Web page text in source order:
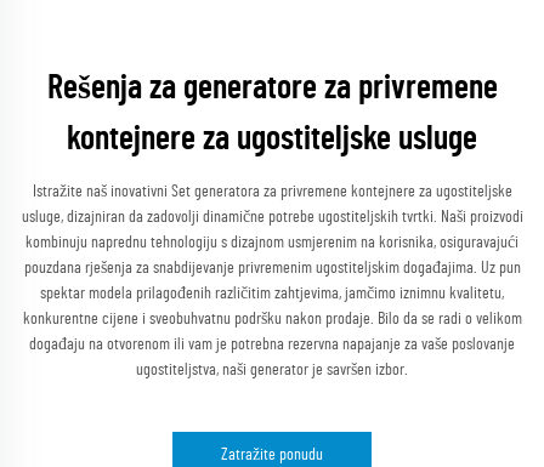
Rešenja za generatore za privremene
kontejnere za ugostiteljske usluge
Istražite naš inovativni Set generatora za privremene kontejnere za ugostiteljske
usluge, dizajniran da zadovolji dinamične potrebe ugostiteljskih tvrtki. Naši proizvodi
kombinuju naprednu tehnologiju s dizajnom usmjerenim na korisnika, osiguravajući
pouzdana rješenja za snabdijevanje privremenim ugostiteljskim događajima. Uz pun
spektar modela prilagođenih različitim zahtjevima, jamčimo iznimnu kvalitetu,
konkurentne cijene i sveobuhvatnu podršku nakon prodaje. Bilo da se radi o velikom
događaju na otvorenom ili vam je potrebna rezervna napajanje za vaše poslovanje
ugostiteljstva, naši generator je savršen izbor.
Zatražite ponudu